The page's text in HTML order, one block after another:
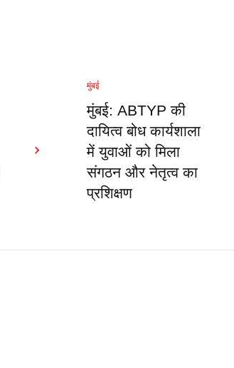
मुंबई
मुंबई: ABTYP की
दायित्व बोध कार्यशाला
में युवाओं को मिला
संगठन और नेतृत्व का
प्रशिक्षण